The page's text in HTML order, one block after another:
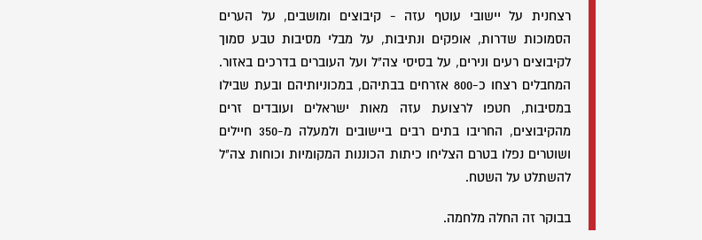
רצחנית על יישובי עוטף עזה - קיבוצים ומושבים, על הערים
הסמוכות שדרות, אופקים ונתיבות, על מבלי מסיבות טבע סמוך
לקיבוצים רעים ונירים, על בסיסי צה"ל ועל העוברים בדרכים באזור.
המחבלים רצחו כ-800 אזרחים בבתיהם, במכוניותיהם ובעת שבילו
במסיבות, חטפו לרצועת עזה מאות ישראלים ועובדים זרים
מהקיבוצים, החריבו בתים רבים ביישובים ולמעלה מ-350 חיילים
ושוטרים נפלו בטרם הצליחו כיתות הכוננות המקומיות וכוחות צה"ל
להשתלט על השטח.
בבוקר זה החלה מלחמה.